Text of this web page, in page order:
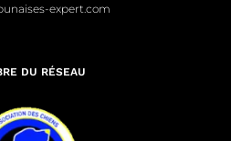
expert.com
DU RÉSEAU